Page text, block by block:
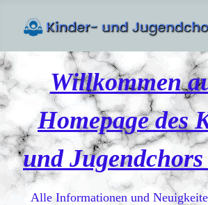
Willkommen
Homepage des
und
Alle Informationen und